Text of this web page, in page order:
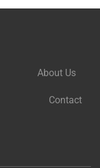
About Us
Contact